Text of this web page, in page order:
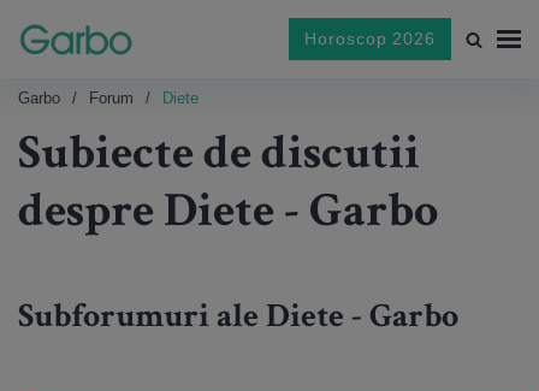
Horoscop 2026
Garbo Forum Diete
Subiecte de discutii
despre Diete - Garbo
Subforumuri ale Diete - Garbo